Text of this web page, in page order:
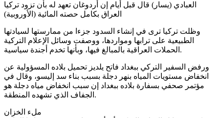
العبادي (يسار) قال قبل أيام إن أردوغان تعهد له بأن تزود تركيا
العراق بكامل حصته المائية (الأوروبية)
وظلت تركيا ترى في إنشاء السدود جزءا من ممارستها لسيادتها
الطبيعية على ترابها ومواردها، ووصفت وسائل الإعلام التركية
الحملات العراقية بالمبالغ فيها، وبأنها تخدم أجندة سياسية.
ورفض السفير التركي ببغداد فاتح يلديز تحميل بلاده المسؤولية عن
انخفاض مستويات المياه بنهر دجلة بسبب بناء سد إليسو، وقال في
مؤتمر صحفي بسفارة بلاده ببغداد إن سبب انخفاض مياه دجلة هو
الجفاف الذي تشهده المنطقة.
ملء الخزان